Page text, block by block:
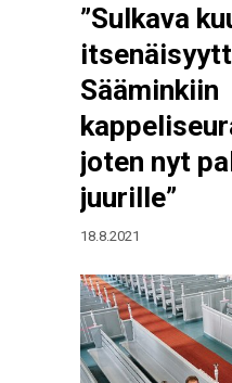
”Sulkava
Sääminkiin
joten nyt
juurille”
18.8.2021